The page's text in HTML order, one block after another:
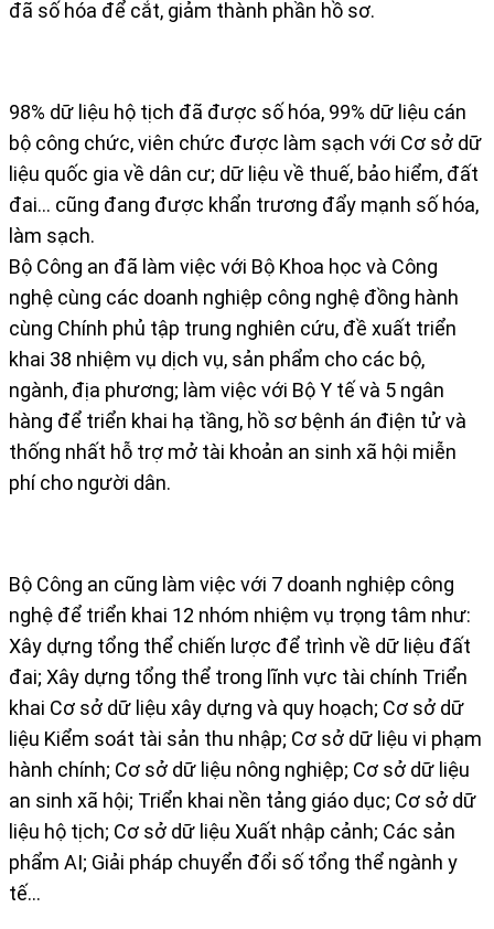
đã số hóa để cắt, giảm thành phần hồ sơ.
98% dữ liệu hộ tịch đã được số hóa, 99% dữ liệu cán
bộ công chức, viên chức được làm sạch với Cơ sở dữ
liệu quốc gia về dân cư; dữ liệu về thuế, bảo hiểm, đất
đai... cũng đang được khẩn trương đẩy mạnh số hóa,
làm sạch.
Bộ Công an đã làm việc với Bộ Khoa học và Công
nghệ cùng các doanh nghiệp công nghệ đồng hành
cùng Chính phủ tập trung nghiên cứu, đề xuất triển
khai 38 nhiệm vụ dịch vụ, sản phẩm cho các bộ,
ngành, địa phương; làm việc với Bộ Y tế và 5 ngân
hàng để triển khai hạ tầng, hồ sơ bệnh án điện tử và
thống nhất hỗ trợ mở tài khoản an sinh xã hội miễn
phí cho người dân.
Bộ Công an cũng làm việc với 7 doanh nghiệp công
nghệ để triển khai 12 nhóm nhiệm vụ trọng tâm như:
Xây dựng tổng thể chiến lược để trình về dữ liệu đất
đai; Xây dựng tổng thể trong lĩnh vực tài chính Triển
khai Cơ sở dữ liệu xây dựng và quy hoạch; Cơ sở dữ
liệu Kiểm soát tài sản thu nhập; Cơ sở dữ liệu vi phạm
hành chính; Cơ sở dữ liệu nông nghiệp; Cơ sở dữ liệu
an sinh xã hội; Triển khai nền tảng giáo dục; Cơ sở dữ
liệu hộ tịch; Cơ sở dữ liệu Xuất nhập cảnh; Các sản
phẩm AI; Giải pháp chuyển đổi số tổng thể ngành y
tế...